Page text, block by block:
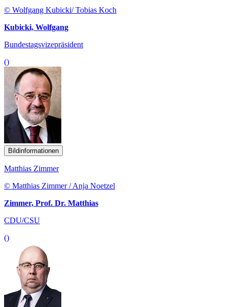
© Wolfgang Kubicki/ Tobias Koch
Kubicki, Wolfgang
Bundestagsvizepräsident
()
Bildinformationen
Matthias Zimmer
© Matthias Zimmer / Anja Noetzel
Zimmer, Prof. Dr. Matthias
CDU/CSU
()